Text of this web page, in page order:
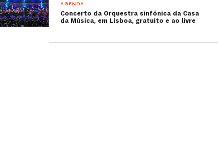
AGENDA
Concerto da Orquestra sinfónica da Casa
da Música, em Lisboa, gratuito e ao livre